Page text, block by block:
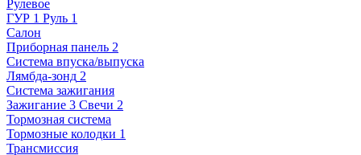
Рулевое
ГУР 1 Руль 1
Салон
Приборная панель 2
Система впуска/выпуска
Лямбда-зонд 2
Система зажигания
Зажигание 3 Свечи 2
Тормозная система
Тормозные колодки 1
Трансмиссия